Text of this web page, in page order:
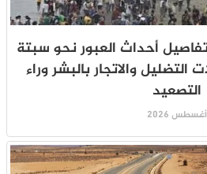
أحداث العبور نحو سبتة
والاتجار بالبشر وراء
التصعيد